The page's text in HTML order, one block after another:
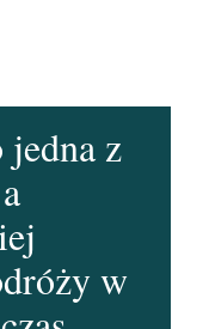
z
w